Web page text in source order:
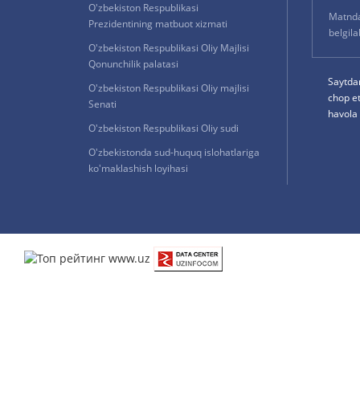
O'zbekiston Respublikasi
Prezidentining matbuot xizmati
O'zbekiston Respublikasi Oliy Majlisi
Qonunchilik palatasi
O'zbekiston Respublikasi Oliy majlisi
Senati
O'zbekiston Respublikasi Oliy sudi
O'zbekistonda sud-huquq islohatlariga
ko'maklashish loyihasi
chop